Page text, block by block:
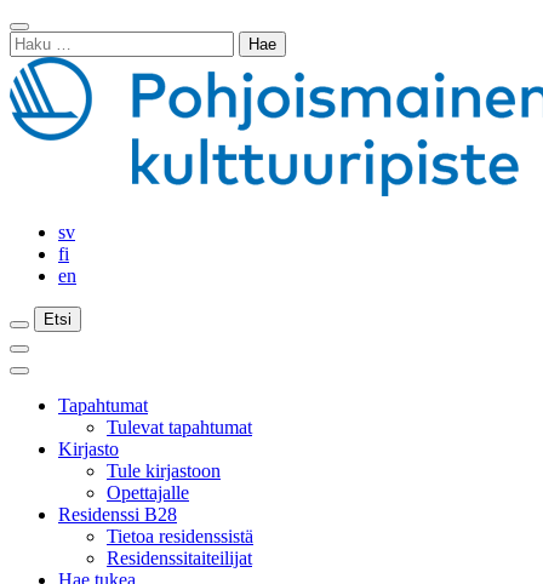
Siirry
sisältöön
Sulje
haku
Haku:
sv
fi
en
Etsi
Etsi
Etsi
Päävalikko
Sulje
päävalikkoTapahtumat
Tulevat tapahtumat
Kirjasto
Tule kirjastoon
Opettajalle
Residenssi B28
Tietoa residenssistä
Residenssitaiteilijat
Hae tukea